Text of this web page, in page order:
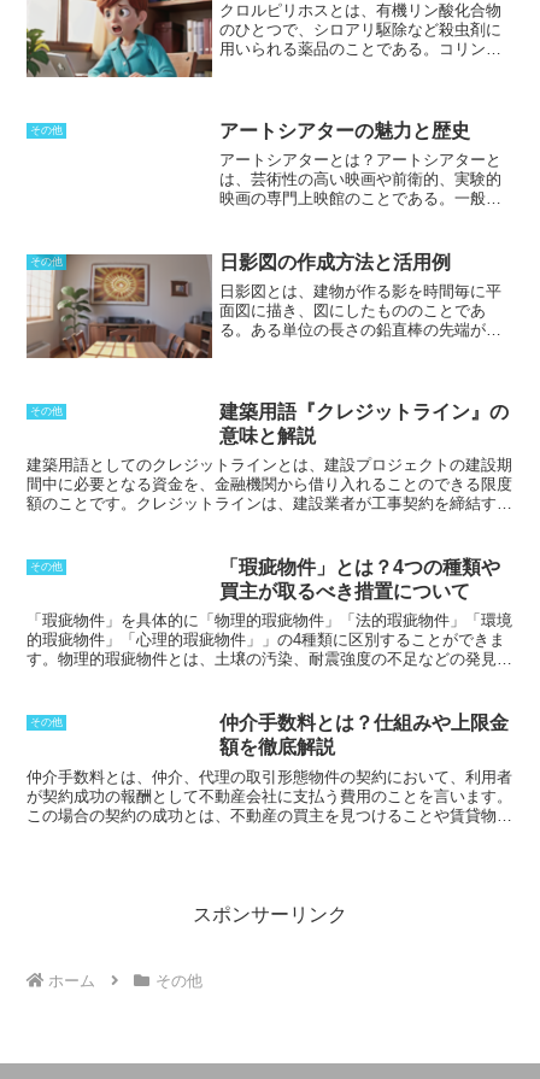
クロルピリホスとは、有機リン酸化合物
のひとつで、シロアリ駆除など殺虫剤に
用いられる薬品のことである。コリンエ
し、シックハウス症候群がクローズアッ
プされるようになり、原因物質として指
定されたことから2003年の建築基準法改
正で居室を持つ建物には使用することが
できなくなった。頭痛や吐き気、目の痛
に残ってしまうことも問題であることか
ら使用するべきではない。輸入野菜の中
には、クロルピリホスが基準値を上回る
残留濃度を示し、大きなニュースになる
こともある。
その他 アートシアターの魅力と歴史
アートシアターとは？ アートシアターと
は、芸術性の高い映画や前衛的、実験的
映画の専門上映館のことである。一般的
は、映画芸術を支える重要な存在であ
り、映画文化の発展に貢献している。ア
ートシアターは、1950年代にアメリカで
生まれた。当時、ハリウッドの商業映画
に飽き足らない映画ファンたちが、芸術
ーは、やがてヨーロッパにも広まり、
1960年代には、世界中にアートシアター
が誕生した。日本では、1970年代にアー
トシアターが誕生し、現在では、全国各
地にアートシアターが存在する。アート
シアターで上映される作品は、商業映画
る。また、前衛的、実験的な作品も数多
く上映されている。アートシアターは、
映画ファンにとって、新しい映画との出
会いの場となっている。
その他 日影図の作成方法と活用例
日影図とは、建物が作る影を時間毎に平
面図に描き、図にしたもののことであ
る。ある単位の長さの鉛直棒の先端が水
を、日影曲線図によって描いた図を言
う。建設予定の建物による影が、周辺の
建物に与える影響を把握することが可能
となる。どの時間帯にどの場所が日陰に
なるかを指し示すものとなる。日影図
は、日照権の判断基準となり、調停や裁
用に作成することが多くなっている。建
物の高さの他、形状、日陰が最大となる
冬至日の耐用の方位角と影の倍率をもと
に作製される。
その他
建築用語『クレジットライン』の
意味と解説
建築用語としてのクレジットライン とは、建設プロジェクトの建設期
間中に必要となる資金を、金融機関から借り入れることのできる限度
額のことです。 クレジットラインは、建設業者が工事契約を締結する
す。クレジットライン
は、建設業者が工事中に資金繰りに困らないよ
うにするための安全弁の役割を果たしています。建設業者は、クレジ
から資金を借り入れて、資材の購入や従業員の給与の支払
いに充てることができます。クレジットラインは、建設プロジェクト
の完成後には返済する必要があります。返済期間は、金融機関と建設
業者との間で合意した期間によって異なります。クレジットライン
その他
「瑕疵物件」とは？4つの種類や
買主が取るべき措置について
「瑕疵物件」を具体的に「物理的瑕疵物件」「法的瑕疵物件」「環境
的瑕疵物件」「心理的瑕疵物件」
」の4種類に区別することができま
す。物理的瑕疵物件とは、土壌の汚染、耐震強度の不足などの発見が
の担保権が設定されている場合などです。環境的瑕疵物件とは、大気
汚染、騒音、悪臭などの環境問題の影響を受けている物件のことで
とは、事故や事件などがあった物件のことです。
その他
仲介手数料とは？仕組みや上限金
額を徹底解説
仲介手数料とは、仲介、代理の取引形態物件の契約において、利用者
が契約成功の報酬として不動産会社に支払う費用のことを言います。
この場合の契約の成功とは、不動産の買主を見つけることや賃貸物件
方から受けることのできる報酬の額は、依頼者の承諾を得ている場合
を除き賃料の1月分の0.54倍と定められていますが、契約書に媒介報
ます。
スポンサーリンク
ホーム その他